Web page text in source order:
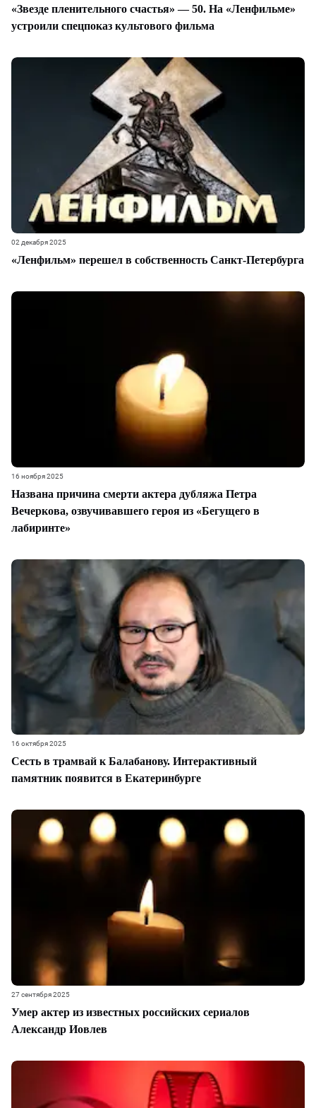
«Звезде пленительного счастья» — 50. На «Ленфильме»
устроили спецпоказ культового фильма
«Ленфильм» перешел в собственность Санкт-Петербурга
02 декабря 2025
Названа причина смерти актера дубляжа Петра
Вечеркова, озвучивавшего героя из «Бегущего в
лабиринте»
16 ноября 2025
Сесть в трамвай к Балабанову. Интерактивный
памятник появится в Екатеринбурге
16 октября 2025
Умер актер из известных российских сериалов
Александр Иовлев
27 сентября 2025